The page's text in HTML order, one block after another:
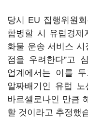
당시 EU 집행위원
합병할 시 유럽경제
화물 운송 서비스
점을 우려한다”고
업계에서는 이를
알짜배기인 유럽
바르셀로나인 만큼
할 것이라고 추정했